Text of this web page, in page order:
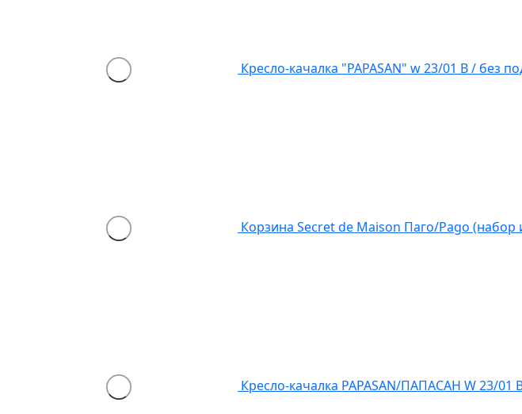
Кресло-качалка "PAPASAN" w 23/01 B / без
Корзина Secret de Maison Паго/Pago (набор
Кресло-качалка PAPASAN/ПАПАСАН W 23/01